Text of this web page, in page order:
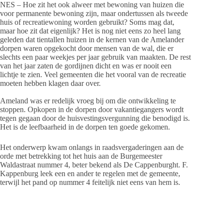
NES – Hoe zit het ook alweer met bewoning van huizen die
voor permanente bewoning zijn, maar ondertussen als tweede
huis of recreatiewoning worden gebruikt? Soms mag dat,
maar hoe zit dat eigenlijk? Het is nog niet eens zo heel lang
geleden dat tientallen huizen in de kernen van de Amelander
dorpen waren opgekocht door mensen van de wal, die er
slechts een paar weekjes per jaar gebruik van maakten. De rest
van het jaar zaten de gordijnen dicht en was er nooit een
lichtje te zien. Veel gemeenten die het vooral van de recreatie
moeten hebben klagen daar over.
Ameland was er redelijk vroeg bij om die ontwikkeling te
stoppen. Opkopen in de dorpen door vakantiegangers wordt
tegen gegaan door de huisvestingsvergunning die benodigd is.
Het is de leefbaarheid in de dorpen ten goede gekomen.
Het onderwerp kwam onlangs in raadsvergaderingen aan de
orde met betrekking tot het huis aan de Burgemeester
Waldastraat nummer 4, beter bekend als De Cappenburght. F.
Kappenburg leek een en ander te regelen met de gemeente,
terwijl het pand op nummer 4 feitelijk niet eens van hem is.